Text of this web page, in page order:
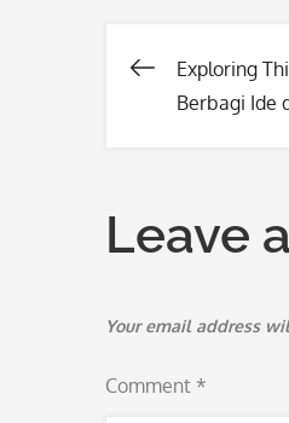
Post
Exploring
Berbagi Ide
Leave
Your email address
Comment *